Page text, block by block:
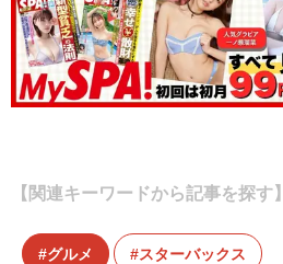
【関連キーワードから記事を探す】
グルメ スターバックス